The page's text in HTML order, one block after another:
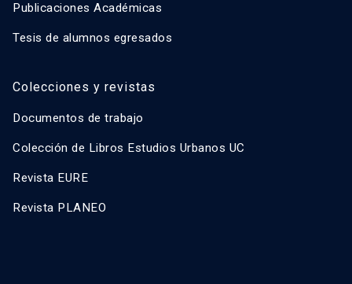
Publicaciones Académicas
Tesis de alumnos egresados
Colecciones y revistas
Documentos de trabajo
Colección de Libros Estudios Urbanos UC
Revista EURE
Revista PLANEO